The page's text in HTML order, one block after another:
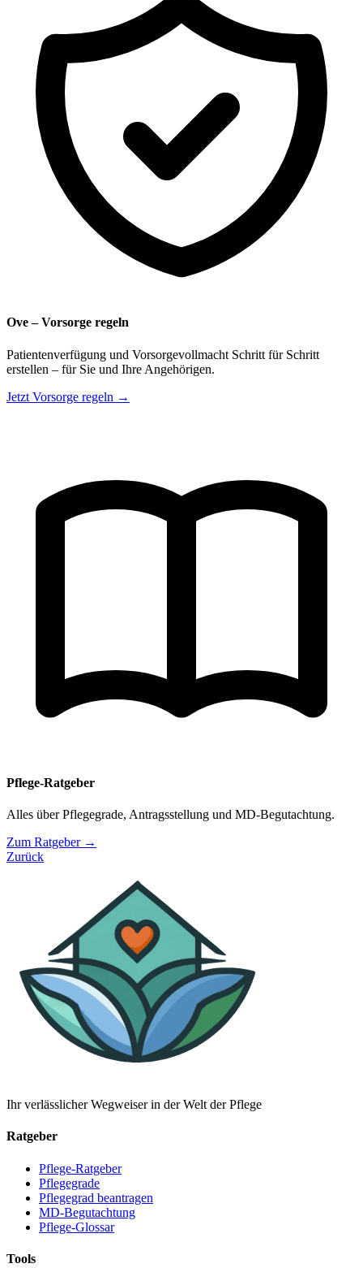
Ove – Vorsorge regeln
Patientenverfügung und Vorsorgevollmacht Schritt für Schritt
erstellen – für Sie und Ihre Angehörigen.
Jetzt Vorsorge regeln →
Pflege-Ratgeber
Alles über Pflegegrade, Antragsstellung und MD-Begutachtung.
Zum Ratgeber →
Zurück
Ihr verlässlicher Wegweiser in der Welt der Pflege
Ratgeber
Pflege-Ratgeber
Pflegegrade
Pflegegrad beantragen
MD-Begutachtung
Pflege-Glossar
Tools